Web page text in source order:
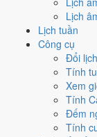
Lịch
Lịch tuần
Công cụ
Đổi
Tính
Xem
Tính
Đếm
Tính
gì tới
Vận 9 lấy hànhHỏa
Can Canh hành
. Theo Huyền
Cửu Tử Ly Hỏa